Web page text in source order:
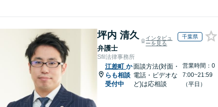
坪内 清久
弁護士
インタビュ
ーを見る
千葉県
Sfil法律事務所
江差町 か
らも相談
受付中
面談方法(対面・
電話・ビデオな
ど)は応相談
営業時間：0
7:00~21:59
（平日）